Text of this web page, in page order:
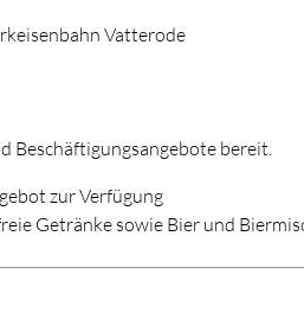
Vatterode
Beschäftigungsangebote bereit.
zur Verfügung
Getränke sowie Bier und